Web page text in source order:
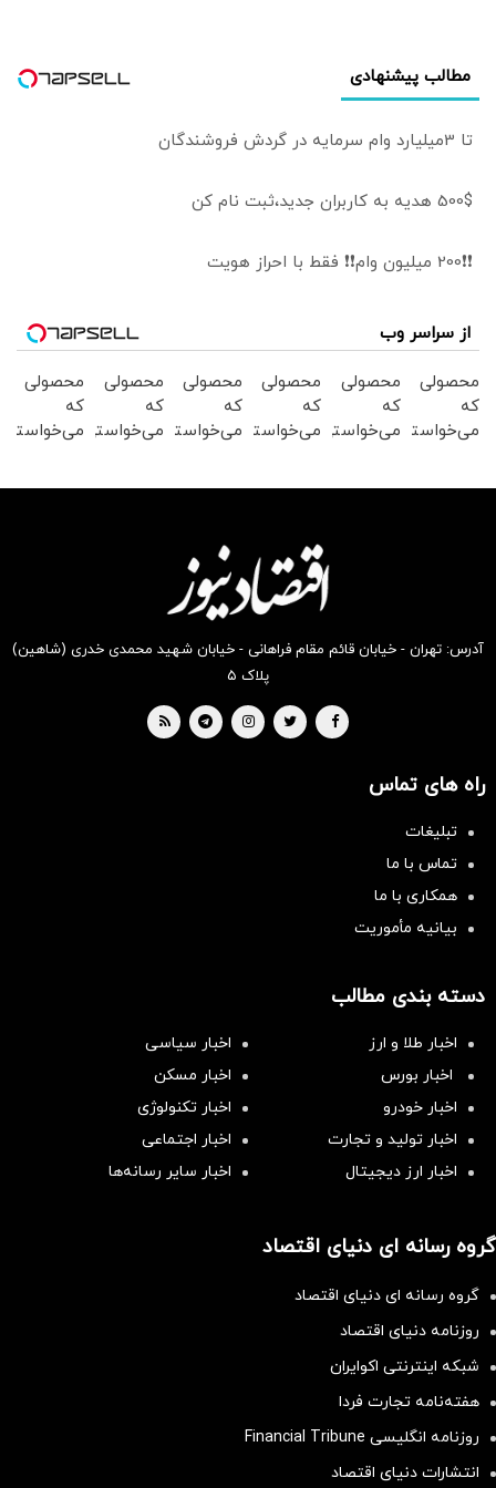
مطالب پیشنهادی
تا 3میلیارد وام سرمایه در گردش فروشندگان
500$ هدیه به کاربران جدید،ثبت نام کن
❗❗200 میلیون وام❗❗ فقط با احراز هویت
از سراسر وب
محصولی
که
می‌خواستی
محصولی
که
می‌خواستی
محصولی
که
می‌خواستی
بخر !
محصولی
که
می‌خواستی
بخر !
محصولی
که
می‌خواستی
محصولی
که
می‌خواستی
آدرس: تهران - خیابان قائم مقام فراهانی - خیابان شهید محمدی خدری (شاهین)
پلاک ۵
راه های تماس
تبلیغات
تماس با ما
همکاری با ما
بیانیه مأموریت
دسته بندی مطالب
اخبار طلا و ارز
اخبار سیاسی
اخبار بورس
اخبار مسکن
اخبار خودرو
اخبار تکنولوژی
اخبار تولید و تجارت
اخبار اجتماعی
اخبار ارز دیجیتال
اخبار سایر رسانه‌‌ها
گروه رسانه ای دنیای اقتصاد
گروه رسانه ای دنیای اقتصاد
روزنامه دنیای اقتصاد
شبکه اینترنتی اکوایران
هفته‌نامه تجارت فردا
روزنامه انگلیسی Financial Tribune
انتشارات دنیای اقتصاد